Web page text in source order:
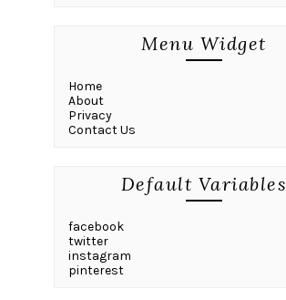
Menu Widget
Home
About
Privacy
Contact Us
Default Variables
facebook
twitter
instagram
pinterest